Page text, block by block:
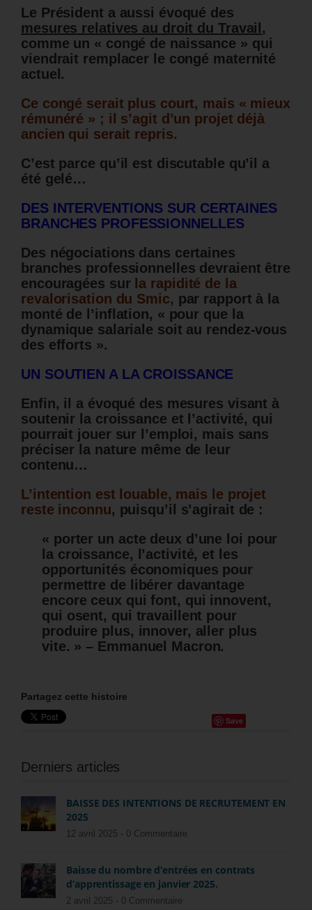
Le Président a aussi évoqué des
mesures relatives au droit du Travail ,
comme un « congé de naissance » qui
viendrait remplacer le congé maternité
actuel.
Ce congé serait plus court, mais « mieux
rémunéré » ; il s’agit d’un projet déjà
ancien qui serait repris.
C’est parce qu’il est discutable qu’il a
été gelé…
DES INTERVENTIONS SUR CERTAINES
BRANCHES PROFESSIONNELLES
Des négociations dans certaines
branches professionnelles devraient être
encouragées sur la rapidité de la
revalorisation du Smic, par rapport à la
monté de l’inflation, « pour que la
dynamique salariale soit au rendez-vous
des efforts ».
UN SOUTIEN A LA CROISSANCE
Enfin, il a évoqué des mesures visant à
soutenir la croissance et l’activité, qui
pourrait jouer sur l’emploi, mais sans
préciser la nature même de leur
contenu…
L’intention est louable, mais le projet
reste inconnu, puisqu’il s’agirait de :
« porter un acte deux d’une loi pour
la croissance, l’activité, et les
opportunités économiques pour
permettre de libérer davantage
encore ceux qui font, qui innovent,
qui osent, qui travaillent pour
produire plus, innover, aller plus
vite. » – Emmanuel Macron.
Partagez cette histoire
Save
Derniers articles
BAISSE DES INTENTIONS DE RECRUTEMENT EN
2025
12 avril 2025 - 0 Commentaire
Baisse du nombre d’entrées en contrats
d’apprentissage en janvier 2025.
2 avril 2025 - 0 Commentaire